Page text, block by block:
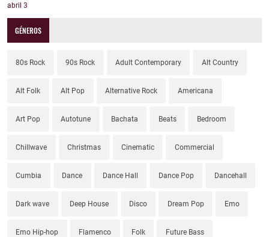
abril 3
GÉNEROS
80s Rock 90s Rock Adult Contemporary Alt Country
Alt Folk Alt Pop Alternative Rock Americana
Art Pop Autotune Bachata Beats Bedroom
Chillwave Christmas Cinematic Commercial
Cumbia Dance Dance Hall Dance Pop Dancehall
Dark wave Deep House Disco Dream Pop Emo
Emo Hip-hop Flamenco Folk Future Bass